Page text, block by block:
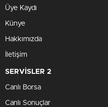
Üye Kaydı
Künye
Hakkımızda
İletişim
SERVİSLER 2
Canlı Borsa
Canlı Sonuçlar